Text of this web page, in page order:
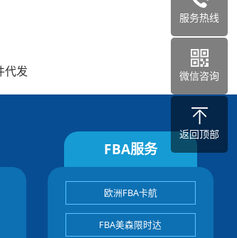
FBA服务
欧洲FBA卡航
FBA美森限时达
服务热线
微信咨询
返回顶部